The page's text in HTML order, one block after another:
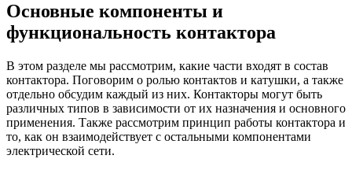
Основные компоненты и
функциональность контактора
В этом разделе мы рассмотрим, какие части входят в состав
контактора. Поговорим о ролью контактов и катушки, а также
отдельно обсудим каждый из них. Контакторы могут быть
различных типов в зависимости от их назначения и основного
применения. Также рассмотрим принцип работы контактора и
то, как он взаимодействует с остальными компонентами
электрической сети.